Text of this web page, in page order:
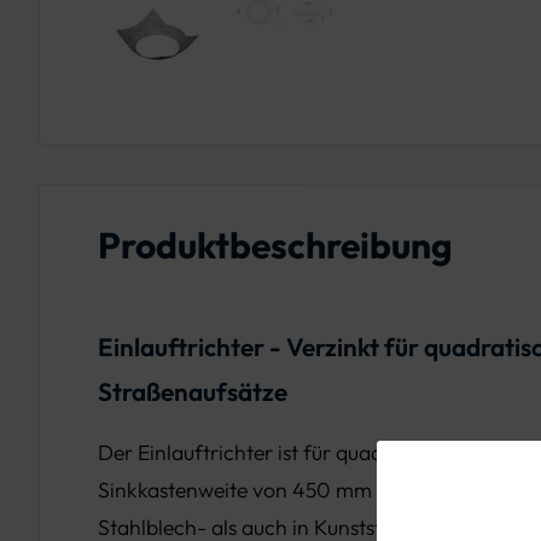
Produktbeschreibung
Einlauftrichter - Verzinkt für
Straßenaufsätze
Der Einlauftrichter ist für quadratische
Sinkkastenweite von 450 mm konzipiert und ist
Stahlblech- als auch in Kunststoffausführung